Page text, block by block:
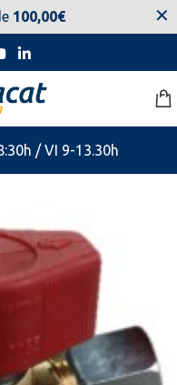
las molestias.
/ VI 9-13.30h
100,00€ ✕